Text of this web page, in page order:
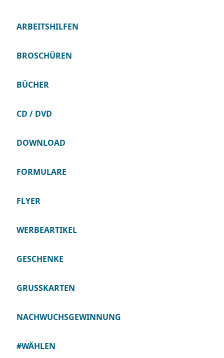
ARBEITSHILFEN
BROSCHÜREN
BÜCHER
CD / DVD
DOWNLOAD
FORMULARE
FLYER
WERBEARTIKEL
GESCHENKE
GRUSSKARTEN
NACHWUCHSGEWINNUNG
#WÄHLEN